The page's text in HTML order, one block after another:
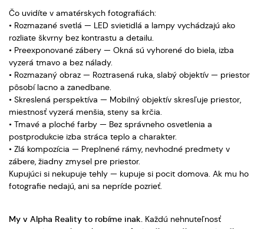
Čo uvidíte v amatérskych fotografiách:
• Rozmazané svetlá — LED svietidlá a lampy vychádzajú ako
rozliate škvrny bez kontrastu a detailu.
• Preexponované zábery — Okná sú vyhorené do biela, izba
vyzerá tmavo a bez nálady.
• Rozmazaný obraz — Roztrasená ruka, slabý objektív — priestor
pôsobí lacno a zanedbane.
• Skreslená perspektíva — Mobilný objektív skresľuje priestor,
miestnosť vyzerá menšia, steny sa krčia.
• Tmavé a ploché farby — Bez správneho osvetlenia a
postprodukcie izba stráca teplo a charakter.
• Zlá kompozícia — Preplnené rámy, nevhodné predmety v
zábere, žiadny zmysel pre priestor.
Kupujúci si nekupuje tehly — kupuje si pocit domova. Ak mu ho
fotografie nedajú, ani sa nepríde pozrieť.
My v Alpha Reality to robíme inak. Každú nehnuteľnosť